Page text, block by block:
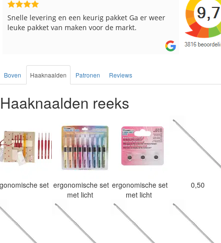
Reeds meerdere keren breigaren en breinaalden
besteld, altijd heel tevreden over de service.
Snelle
Boven Haaknaalden Patronen Reviews
Haaknaalden reeks
set ergonomische set
met licht
ergonomische set
met licht
0,50